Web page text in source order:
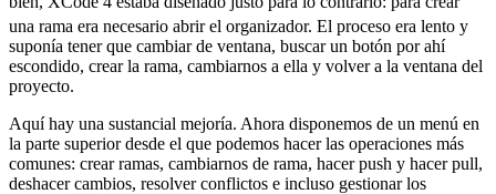
una rama era necesario abrir el organizador. El proceso era lento y
suponía tener que cambiar de ventana, buscar un botón por ahí
escondido, crear la rama, cambiarnos a ella y volver a la ventana del
proyecto.
Aquí hay una sustancial mejoría. Ahora disponemos de un menú en
la parte superior desde el que podemos hacer las operaciones más
comunes: crear ramas, cambiarnos de rama, hacer push y hacer pull,
deshacer cambios, resolver conflictos e incluso gestionar los